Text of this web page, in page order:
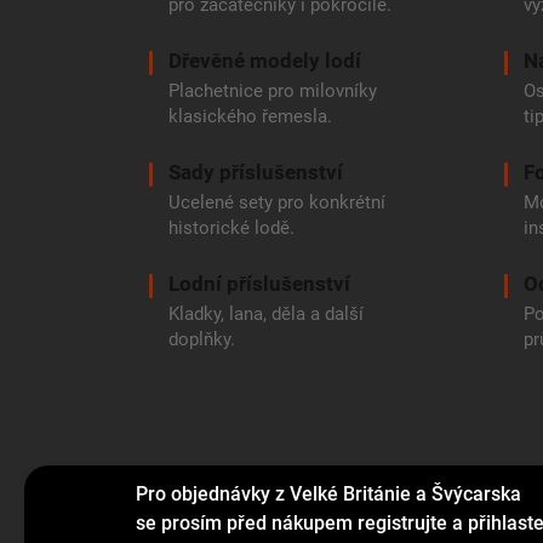
Pro objednávky z Velké Británie a Švýcarska
se prosím před nákupem registrujte a přihlaste
pro začátečníky i pokročilé.
Dřevěné modely lodí
Plachetnice pro milovníky
klasického řemesla.
Sady příslušenství
Ucelené sety pro konkrétní
historické lodě.
Lodní příslušenství
Kladky, lana, děla a další
doplňky.